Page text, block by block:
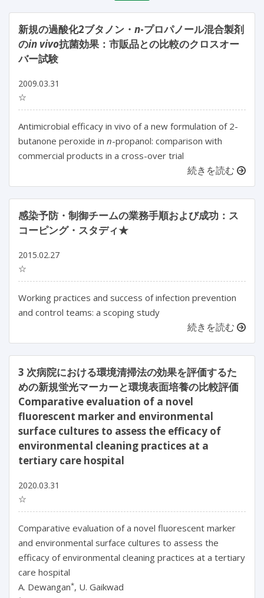
新規の過酸化2ブタノン・ n-プロパノール混合製剤
のin vivo抗菌効果：市販品との比較のクロスオー
バー試験
2009.03.31
☆
Antimicrobial efficacy in vivo of a new formulation of 2-
butanone peroxide in n-propanol: comparison with
commercial products in a cross-over trial
続きを読む
感染予防・制御チームの業務手順および成功：ス
コーピング・スタディ★
2015.02.27
☆
Working practices and success of infection prevention
and control teams: a scoping study
続きを読む
3 次病院における環境清掃法の効果を評価するた
めの新規蛍光マーカーと環境表面培養の比較評価
Comparative evaluation of a novel
fluorescent marker and environmental
surface cultures to assess the efficacy of
environmental cleaning practices at a
tertiary care hospital
2020.03.31
☆
Comparative evaluation of a novel fluorescent marker
and environmental surface cultures to assess the
efficacy of environmental cleaning practices at a tertiary
care hospital
A. Dewangan*, U. Gaikwad